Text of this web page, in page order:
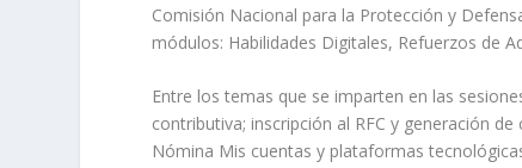
Comisión Nacional para la Protección y
módulos: Habilidades Digitales, Refuerzos de
Entre los temas que se imparten en las
contributiva; inscripción al RFC y generación
Nómina Mis cuentas y plataformas